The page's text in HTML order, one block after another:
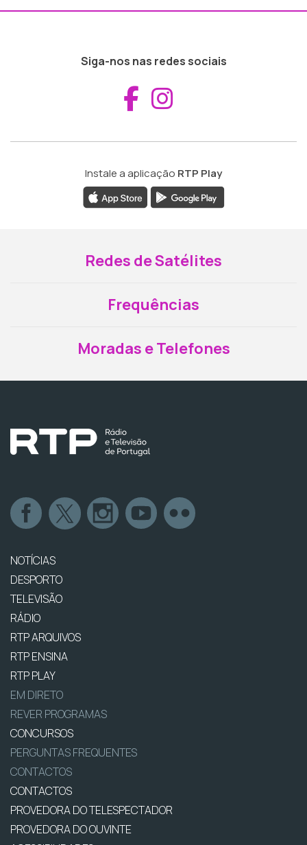
Siga-nos nas redes sociais
Aceder ao
Instale a aplicação RTP Play
Redes de Satélites
Frequências
Moradas e Telefones
NOTÍCIAS
DESPORTO
TELEVISÃO
RÁDIO
RTP ARQUIVOS
RTP ENSINA
RTP PLAY
EM DIRETO
REVER PROGRAMAS
CONCURSOS
PERGUNTAS FREQUENTES
CONTACTOS
CONTACTOS
PROVEDORA DO TELESPECTADOR
PROVEDORA DO OUVINTE